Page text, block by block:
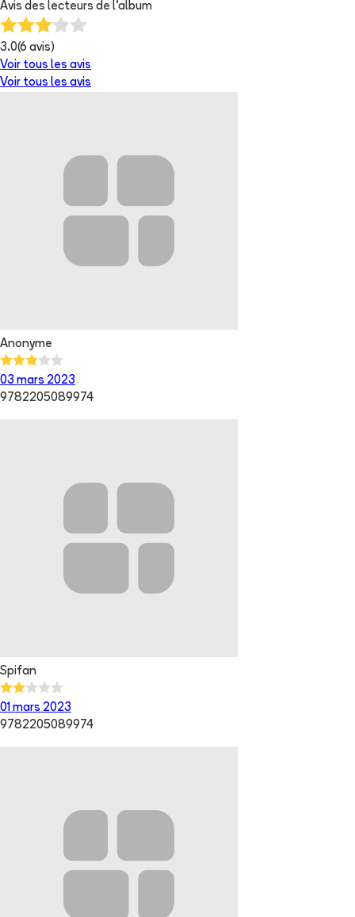
Avis des lecteurs de l'album
3.0(6 avis)
Voir tous les avis
Voir tous les avis
Anonyme
03 mars 2023
9782205089974
Spifan
01 mars 2023
9782205089974